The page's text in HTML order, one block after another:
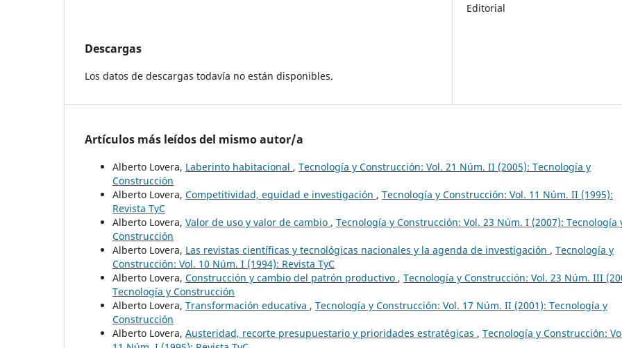
Descargas
Los datos de descargas todavía no están disponibles.
Editorial
Artículos más leídos del mismo autor/a
Alberto Lovera, Laberinto habitacional , Tecnología y Construcción: Vol. 21 Núm. II (2005): Tecnología y
Construcción
Alberto Lovera, Competitividad, equidad e investigación , Tecnología y Construcción: Vol. 11 Núm. II (1995):
Revista TyC
Alberto Lovera, Valor de uso y valor de cambio , Tecnología y Construcción: Vol. 23 Núm. I (2007): Tecnología
Construcción
Alberto Lovera, Las revistas científicas y tecnológicas nacionales y la agenda de investigación , Tecnología y
Construcción: Vol. 10 Núm. I (1994): Revista TyC
Alberto Lovera, Construcción y cambio del patrón productivo , Tecnología y Construcción: Vol. 23 Núm. III
Tecnología y Construcción
Alberto Lovera, Transformación educativa , Tecnología y Construcción: Vol. 17 Núm. II (2001): Tecnología y
Construcción
Alberto Lovera, Austeridad, recorte presupuestario y prioridades estratégicas , Tecnología y Construcción: